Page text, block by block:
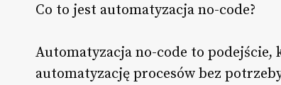
Co to jest automatyzacja no-code?
Automatyzacja no-code to
automatyzację procesów bez